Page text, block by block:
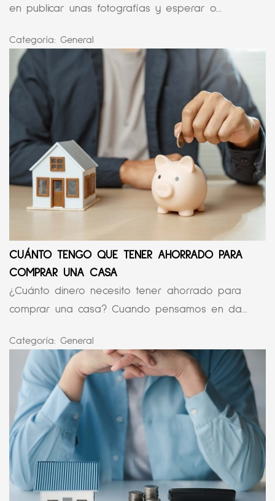
en publicar unas fotografías y esperar o...
Categoría: General
CUÁNTO TENGO QUE TENER AHORRADO PARA
COMPRAR UNA CASA
¿Cuánto dinero necesito tener ahorrado para
comprar una casa? Cuando pensamos en da...
Categoría: General